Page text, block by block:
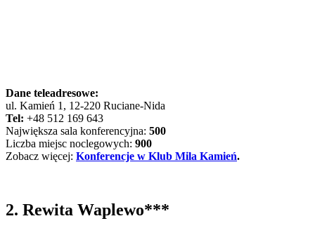
Dane teleadresowe:
ul. Kamień 1, 12-220 Ruciane-Nida
Tel: +48 512 169 643
Największa sala konferencyjna: 500
Liczba miejsc noclegowych: 900
Zobacz więcej: Konferencje w Klub Mila Kamień.
2. Rewita Waplewo***